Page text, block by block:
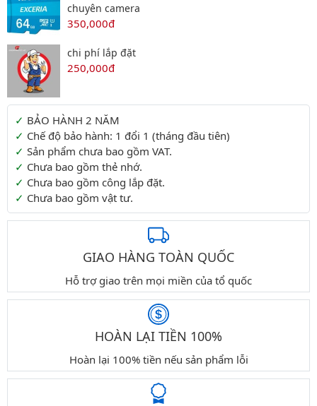
chuyên camera
350,000đ
chi phí lắp đặt
250,000đ
Thông tin thêm
BẢO HÀNH 2 NĂM
Chế độ bảo hành: 1 đổi 1 (tháng đầu tiên)
Sản phẩm chưa bao gồm VAT.
Chưa bao gồm thẻ nhớ.
Chưa bao gồm công lắp đặt.
Chưa bao gồm vật tư.
GIAO HÀNG TOÀN QUỐC
Hỗ trợ giao trên mọi miền của tổ quốc
HOÀN LẠI TIỀN 100%
Hoàn lại 100% tiền nếu sản phẩm lỗi